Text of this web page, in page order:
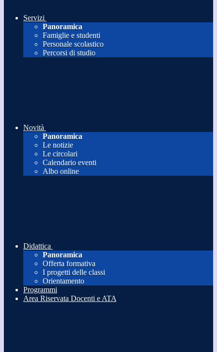
Servizi
Panoramica
Famiglie e studenti
Personale scolastico
Percorsi di studio
Novità
Panoramica
Le notizie
Le circolari
Calendario eventi
Albo online
Didattica
Panoramica
Offerta formativa
I progetti delle classi
Orientamento
Programmi
Area Riservata Docenti e ATA